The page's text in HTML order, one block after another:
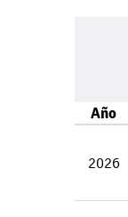
Año
2026